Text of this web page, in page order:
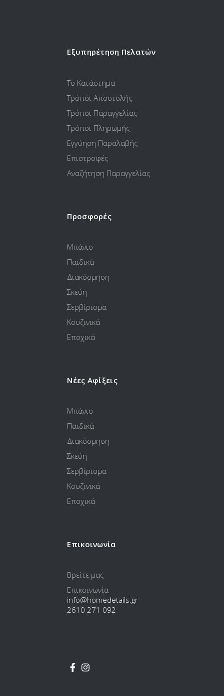
Εξυπηρέτηση Πελατών
Το Κατάστημα
Τρόποι Αποστολής
Τρόποι Παραγγελίας
Τρόποι Πληρωμής
Εγγύηση Παραλαβής
Επιστροφές
Αναζήτηση Παραγγελίας
Προσφορές
Μπάνιο
Παιδικά
Διακόσμηση
Σκεύη
Σερβίρισμα
Κουζινικά
Εποχικά
Νέες Αφίξεις
Μπάνιο
Παιδικά
Διακόσμηση
Σκεύη
Σερβίρισμα
Κουζινικά
Εποχικά
Επικοινωνία
Βρείτε μας
Επικοινωνία
info@homedetails.gr
2610 271 092